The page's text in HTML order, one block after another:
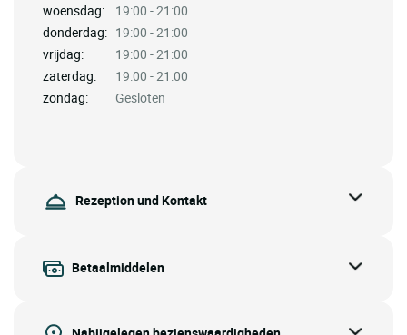
woensdag:
19:00 - 21:00
donderdag: 19:00 - 21:00
vrijdag:
19:00 - 21:00
zaterdag:
19:00 - 21:00
zondag:
Gesloten
Rezeption und Kontakt
Betaalmiddelen